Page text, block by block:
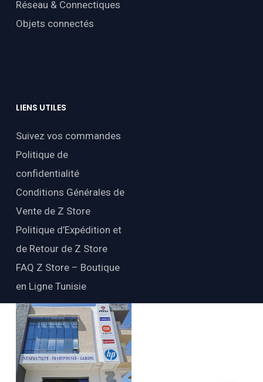
Réseau & Connectiques
Objets connectés
LIENS UTILES
Suivez vos commandes
Politique de
confidentialité
Conditions Générales de
Vente de Z Store
Politique d’Expédition et
de Retour de Z Store
FAQ Z Store – Boutique
en Ligne Tunisie